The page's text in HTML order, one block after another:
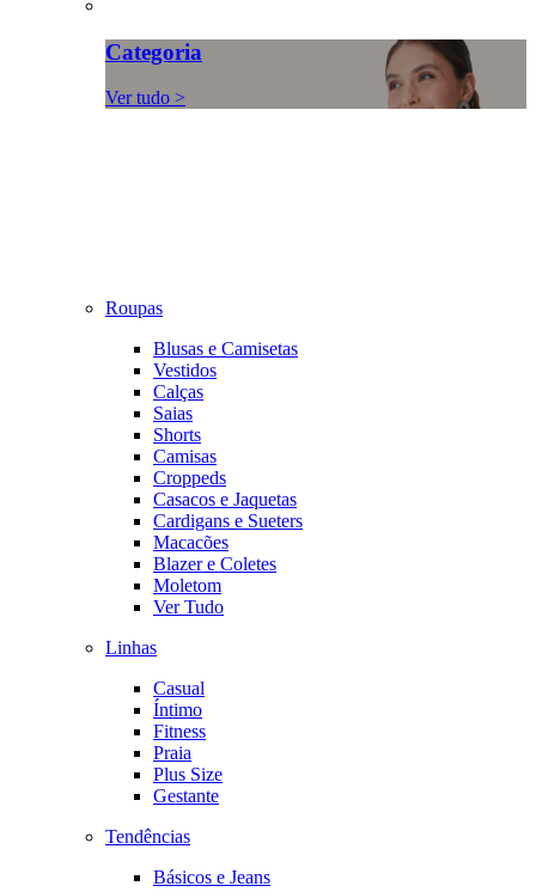
Categoria
Ver tudo >
Roupas
Blusas e Camisetas
Vestidos
Calças
Saias
Shorts
Camisas
Croppeds
Casacos e Jaquetas
Cardigans e Sueters
Macacões
Blazer e Coletes
Moletom
Ver Tudo
Linhas
Casual
Íntimo
Fitness
Praia
Plus Size
Gestante
Tendências
Básicos e Jeans